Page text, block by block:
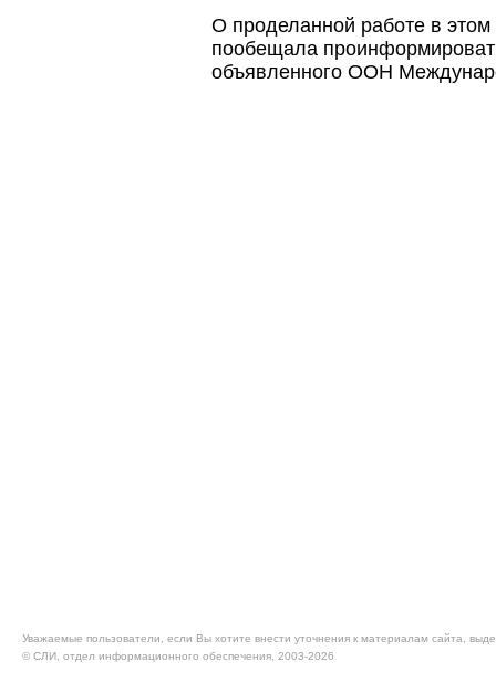
О проделанной работе в этом
пообещала
объявленного ООН
Уважаемые пользователи, если Вы хотите внести уточнения к материалам сайта,
© CЛИ, отдел информационного обеспечения, 2003-2026